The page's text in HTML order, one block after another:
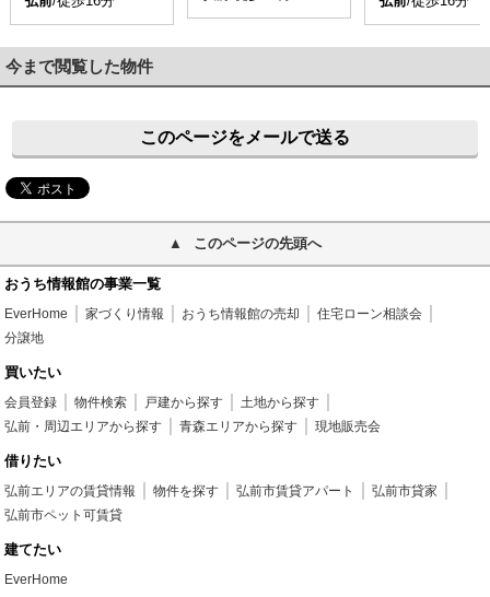
今まで閲覧した物件
このページをメールで送る
このページの先頭へ
おうち情報館の事業一覧
EverHome 家づくり情報 おうち情報館の売却
住宅ローン相談会
分譲地
買いたい
会員登録 物件検索 戸建から探す
土地から探す
弘前・周辺エリアから探す
青森エリアから探す 現地販売会
借りたい
弘前エリアの賃貸情報 物件を探す 弘前市賃貸アパート
弘前市貸家
弘前市ペット可賃貸
建てたい
EverHome